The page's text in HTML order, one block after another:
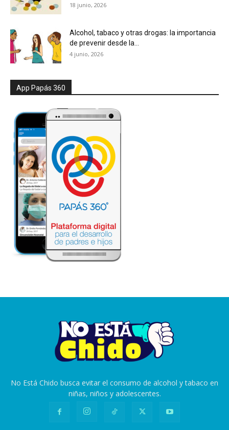
18 junio, 2026
Alcohol, tabaco y otras drogas: la importancia
de prevenir desde la...
4 junio, 2026
App Papás 360
No Está Chido busca evitar el consumo de alcohol y tabaco en
niñas, niños y adolescentes.